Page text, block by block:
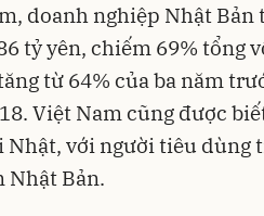
doanh nghiệp Nhật
tỷ yên, chiếm 69% tổng
từ 64% của ba năm
Việt Nam cũng được
Nhật, với người tiêu dùng
Nhật Bản.